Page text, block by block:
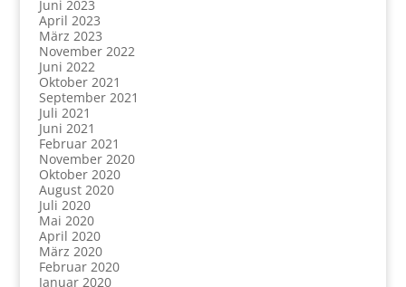
Juni 2023
April 2023
März 2023
November 2022
Juni 2022
Oktober 2021
September 2021
Juli 2021
Juni 2021
Februar 2021
November 2020
Oktober 2020
August 2020
Juli 2020
Mai 2020
April 2020
März 2020
Februar 2020
Januar 2020